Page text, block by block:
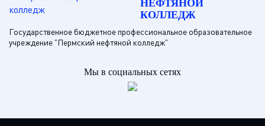
НЕФТЯНОЙ
КОЛЛЕДЖ
Государственное бюджетное профессиональное образовательное
учреждение "Пермский нефтяной колледж"
Мы в социальных сетях